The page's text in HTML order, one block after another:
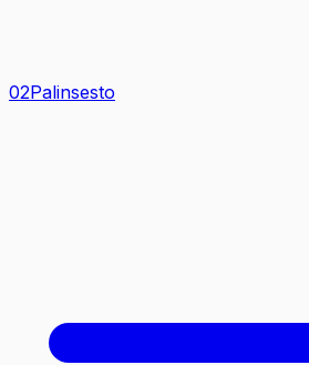
02Palinsesto